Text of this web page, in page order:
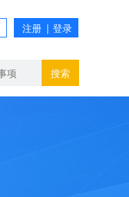
搜索